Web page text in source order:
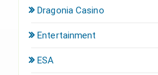
Dragonia Casino
Entertainment
ESA